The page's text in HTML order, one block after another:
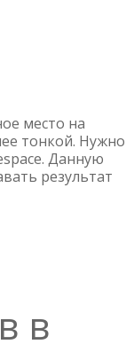
место на
тонкой. Нужно
Данную
результат
в